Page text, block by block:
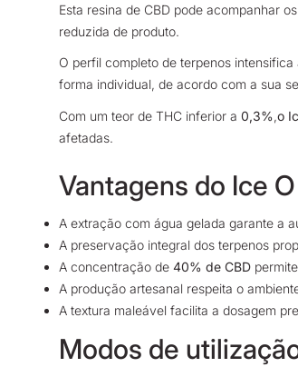
Esta resina de CBD pode acompanhar
reduzida de produto.
O perfil completo de terpenos
forma individual, de acordo com a sua
Com um teor de THC inferior a 0,3%,o
afetadas.
Vantagens do Ice
A extração com água gelada garante a
A preservação integral dos terpenos
A concentração de 40% de CBD
A produção artesanal respeita o
A textura maleável facilita a dosagem
Modos de